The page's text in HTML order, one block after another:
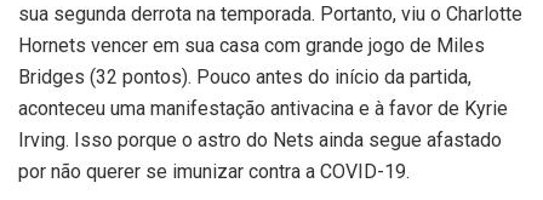
sua segunda derrota na temporada. Portanto, viu o Charlotte
Hornets vencer em sua casa com grande jogo de Miles
Bridges (32 pontos). Pouco antes do início da partida,
aconteceu uma manifestação antivacina e à favor de Kyrie
Irving. Isso porque o astro do Nets ainda segue afastado
por não querer se imunizar contra a COVID-19.